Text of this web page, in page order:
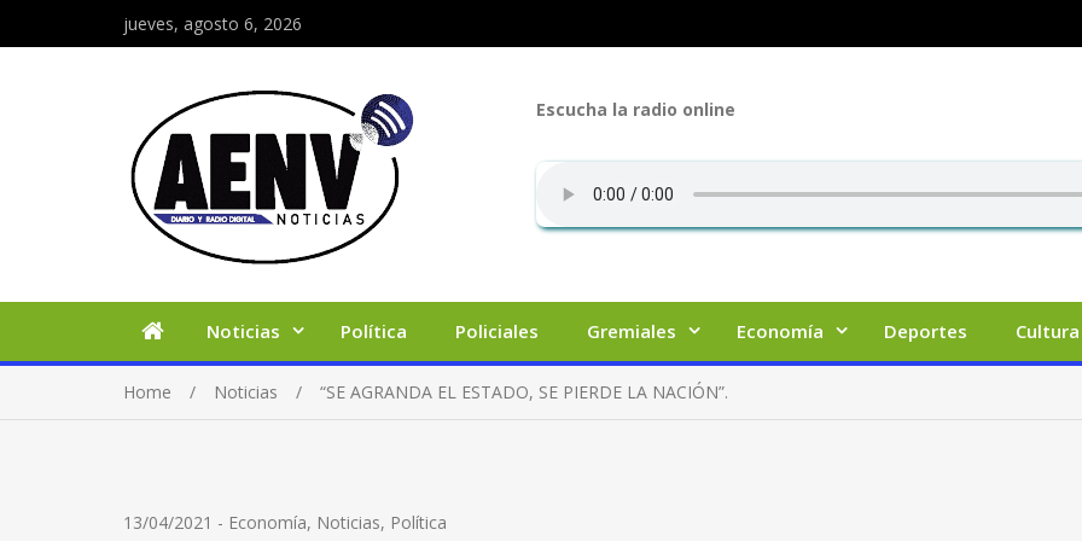
jueves, agosto 6, 2026
Escucha la radio online
Noticias Política Policiales Gremiales Economía Deportes Cultura
Home Noticias “SE AGRANDA EL ESTADO, SE PIERDE LA NACIÓN”.
13/04/2021 - Economía, Noticias, Política